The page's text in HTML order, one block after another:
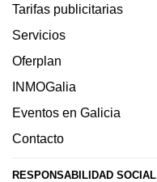
Tarifas publicitarias
Servicios
Oferplan
INMOGalia
Eventos en Galicia
Contacto
RESPONSABILIDAD SOCIAL